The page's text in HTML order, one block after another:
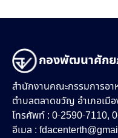
กองพัฒนาศัก
สำนักงานคณะกรรมการอ
ตำบลตลาดขวัญ อำเภอเมื
โทรศัพท์ : 0-2590-7110,
อีเมล :